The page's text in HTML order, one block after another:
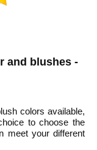
and blushes -
colors available,
to choose the
meet your different